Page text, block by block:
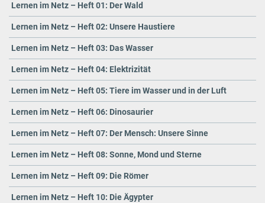
Lernen im Netz – Heft 01: Der Wald
Lernen im Netz – Heft 02: Unsere Haustiere
Lernen im Netz – Heft 03: Das Wasser
Lernen im Netz – Heft 04: Elektrizität
Lernen im Netz – Heft 05: Tiere im Wasser und in der Luft
Lernen im Netz – Heft 06: Dinosaurier
Lernen im Netz – Heft 07: Der Mensch: Unsere Sinne
Lernen im Netz – Heft 08: Sonne, Mond und Sterne
Lernen im Netz – Heft 09: Die Römer
Lernen im Netz – Heft 10: Die Ägypter